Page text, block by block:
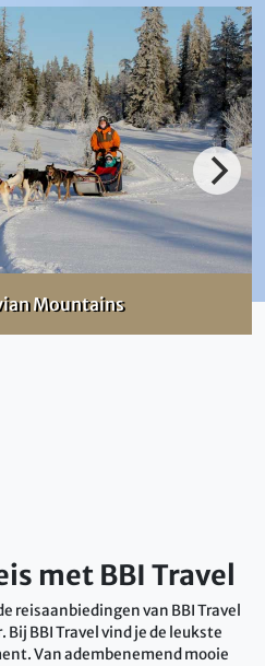
Mountains
met BBI Travel
reisaanbiedingen van BBI Travel
BBI Travel vind je de leukste
Van adembenemend mooie